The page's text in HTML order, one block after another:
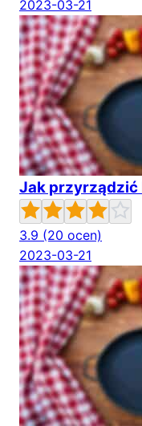
2023-03-21
Jak przyrządzić
3.9 (20 ocen)
2023-03-21